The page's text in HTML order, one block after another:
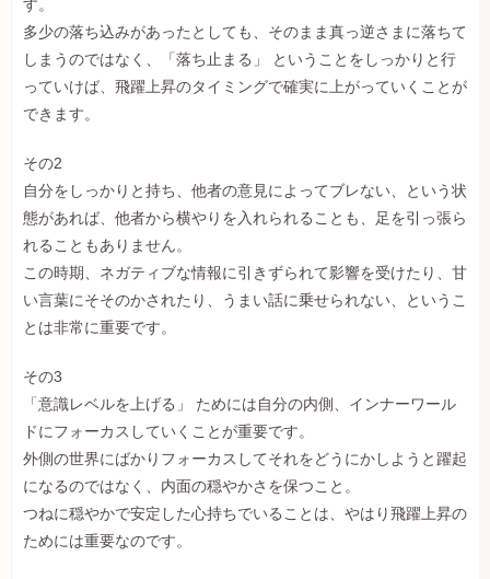
す。
多少の落ち込みがあったとしても、そのまま真っ逆さまに落ちて
しまうのではなく、「落ち止まる」 ということをしっかりと行
っていけば、飛躍上昇のタイミングで確実に上がっていくことが
できます。
その2
自分をしっかりと持ち、他者の意見によってブレない、という状
態があれば、他者から横やりを入れられることも、足を引っ張ら
れることもありません。
この時期、ネガティブな情報に引きずられて影響を受けたり、甘
い言葉にそそのかされたり、うまい話に乗せられない、というこ
とは非常に重要です。
その3
「意識レベルを上げる」 ためには自分の内側、インナーワール
ドにフォーカスしていくことが重要です。
外側の世界にばかりフォーカスしてそれをどうにかしようと躍起
になるのではなく、内面の穏やかさを保つこと。
つねに穏やかで安定した心持ちでいることは、やはり飛躍上昇の
ためには重要なのです。